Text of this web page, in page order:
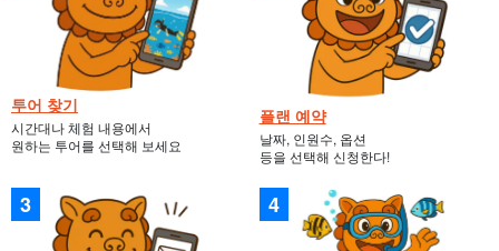
투어 찾기
시간대나 체험 내용에서
원하는 투어를 선택해 보세요
플랜 예약
날짜, 인원수, 옵션
등을 선택해 신청한다!